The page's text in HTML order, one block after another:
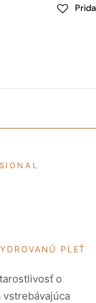
PLEŤ
o
vstrebávajúca